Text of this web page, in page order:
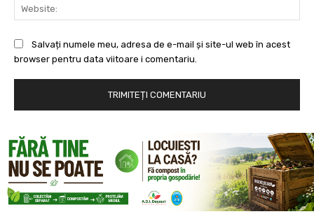
Salvați numele meu, adresa de e-mail și site-ul web în acest
browser pentru data viitoare i comentariu.